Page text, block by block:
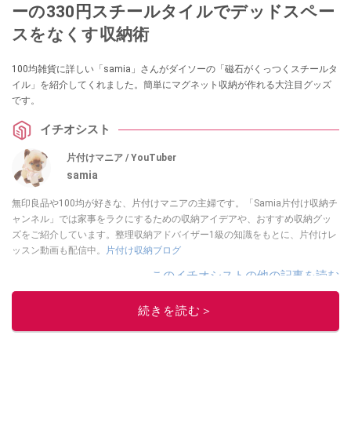
ーの330円スチールタイルでデッドスペー
スをなくす収納術
100均雑貨に詳しい「samia」さんがダイソーの「磁石がくっつくスチールタ
イル」を紹介してくれました。簡単にマグネット収納が作れる大注目グッズ
です。
イチオシスト
片付けマニア / YouTuber
samia
無印良品や100均が好きな、片付けマニアの主婦です。「Samia片付け収納チ
ャンネル」では家事をラクにするための収納アイデアや、おすすめ収納グッ
ズをご紹介しています。整理収納アドバイザー1級の知識をもとに、片付けレ
ッスン動画も配信中。
片付け収納ブログ
このイチオシストの他の記事を読む
続きを読む＞